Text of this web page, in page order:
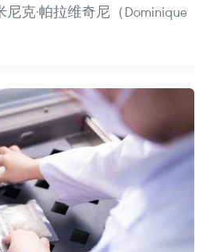
克·帕拉维奇尼（Dominique